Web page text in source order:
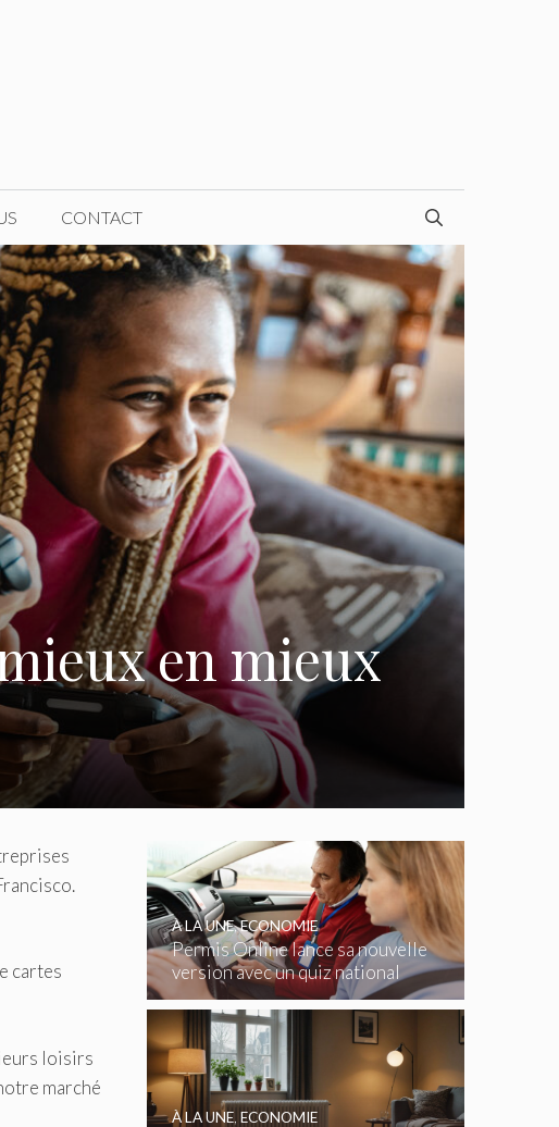
CONTACT
en mieux
cartes
loisirs
marché
Permis Online lance sa nouvelle
version avec un quiz national
gratuit
À LA UNE,ECONOMIE
À LA UNE, ECONOMIE